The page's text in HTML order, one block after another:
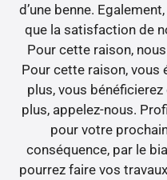
d’une benne.
que la satisfaction de
Pour cette raison,
Pour cette raison, vous
plus, vous bénéficierez
plus, appelez-nous.
pour votre
conséquence, par le
pourrez faire vos